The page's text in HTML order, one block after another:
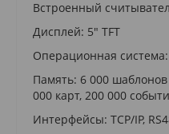
Встроенный
Дисплей: 5" TFT
Операционная
Память: 6 000
000 карт, 200 000
Интерфейсы: TCP/IP,